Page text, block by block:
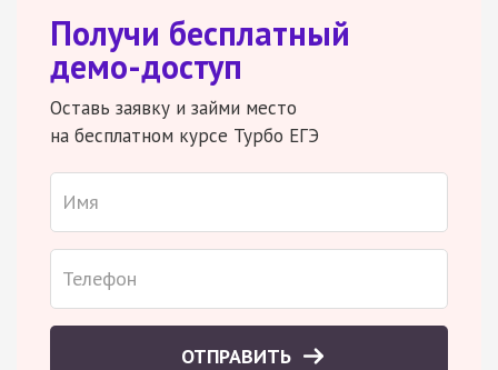
Получи бесплатный
демо-доступ
Оставь заявку и займи место
на бесплатном курсе Турбо ЕГЭ
ОТПРАВИТЬ